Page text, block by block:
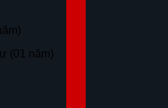
(01 năm)